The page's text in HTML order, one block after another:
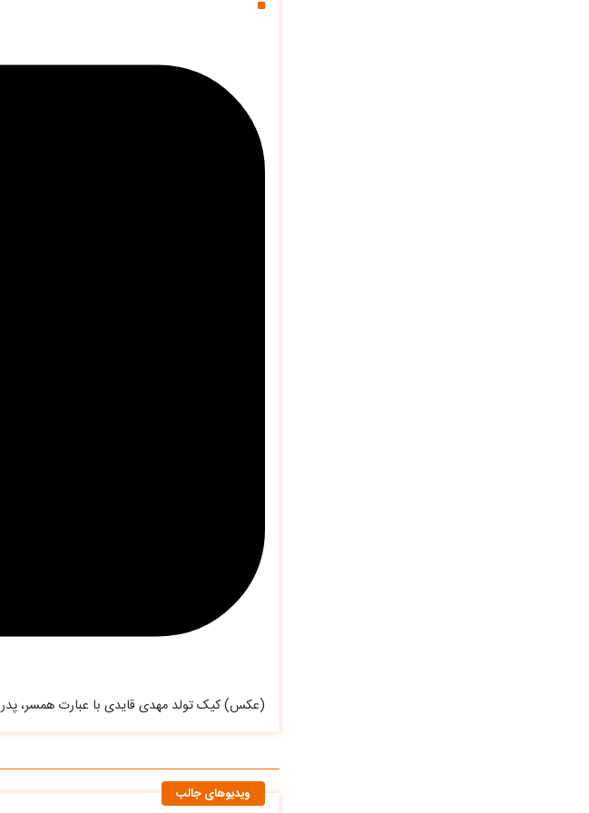
(عکس) کیک تولد مهدی قایدی با عبارت همسر، پدر
ویدیوهای جالب